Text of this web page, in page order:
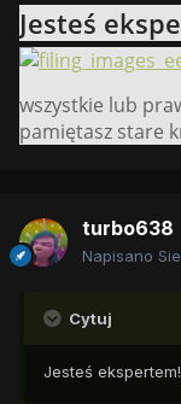
Jesteś
wszystkie lub
pamiętasz stare
turbo638
Napisano
Cytuj
Jesteś